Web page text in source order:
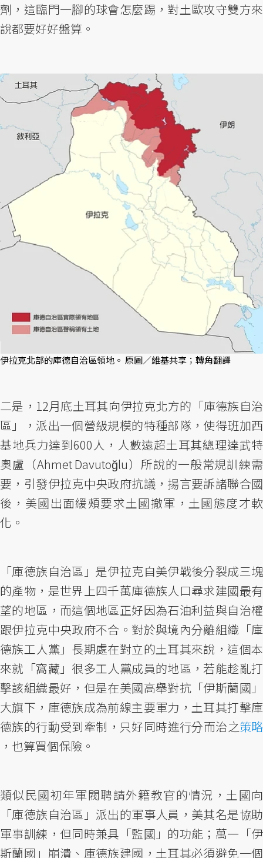
劑，這臨門一腳的球會怎麼踢，對土歐攻守雙方來
說都要好好盤算。
伊拉克北部的庫德自治區領地。 原圖／維基共享；轉角翻譯
二是，12月底土耳其向伊拉克北方的「庫德族自治
區」，派出一個營級規模的特種部隊，使得班加西
基地兵力達到600人，人數遠超土耳其總理達武特
奧盧（Ahmet Davutoğlu）所說的一般常規訓練需
要，引發伊拉克中央政府抗議，揚言要訴諸聯合國
後，美國出面緩頰要求土國撤軍，土國態度才軟
化。
「庫德族自治區」是伊拉克自美伊戰後分裂成三塊
的產物，是世界上四千萬庫德族人口尋求建國最有
望的地區，而這個地區正好因為石油利益與自治權
跟伊拉克中央政府不合。對於與境內分離組織「庫
德族工人黨」長期處在對立的土耳其來說，這個本
來就「窩藏」很多工人黨成員的地區，若能趁亂打
擊該組織最好，但是在美國高舉對抗「伊斯蘭國」
大旗下，庫德族成為前線主要軍力，土耳其打擊庫
德族的行動受到牽制，只好同時進行分而治之策略
，也算買個保險。
類似民國初年軍閥聘請外籍教官的情況，土國向
「庫德族自治區」派出的軍事人員，美其名是協助
軍事訓練，但同時兼具「監國」的功能；萬一「伊
斯蘭國」崩潰、庫德族建國，土耳其必須避免一個